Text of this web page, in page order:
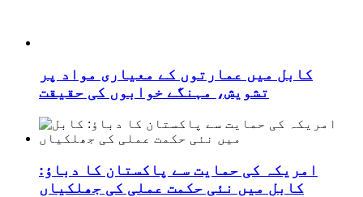
کابل میں عمارتوں کے معیاری مواد پر
تشویش، مہنگے خوابوں کی حقیقت
امریکہ کی حمایت سے پاکستان کا دباؤ:
کابل میں نئی حکمت عملی کی جھلکیاں